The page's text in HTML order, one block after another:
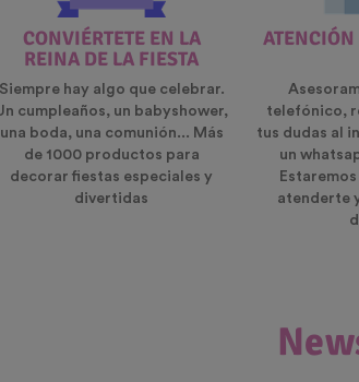
CONVIÉRTETE EN LA
REINA DE LA FIESTA
Siempre hay algo que celebrar.
cumpleaños, un babyshower,
una boda, una comunión... Más
de 1000 productos para
decorar fiestas especiales y
divertidas
telefónico,
tus dudas al
un
atenderte